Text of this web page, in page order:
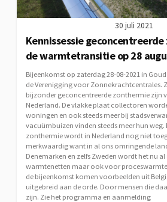
30 juli 2021
Kennissessie
de warmtetransitie op 28
Bijeenkomst op zaterdag 28-08-2021 in
de Verenigging voor Zonnekrachtcentrales.
bijzonder geconcentreerde zonthermie zijn
Nederland. De vlakke plaat collectoren
woningen en ook steeds meer bij
vacuümbuizen vinden steeds meer hun weg.
zonthermie wordt in Nederland nog niet
merkwaardig want in al ons omringende
Denemarken en zelfs Zweden wordt het nu
warmtenetten maar ook voor
de bijeenkomst komen voorbeelden uit
uitgebreid aan de orde. Door mensen die
zijn. Zie het programma en aanmelding